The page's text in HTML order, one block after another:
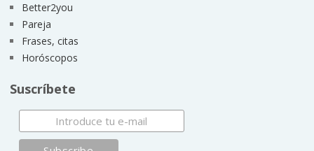
Better2you
Pareja
Frases, citas
Horóscopos
Suscríbete